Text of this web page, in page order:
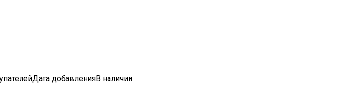
Дата добавленияВ наличии